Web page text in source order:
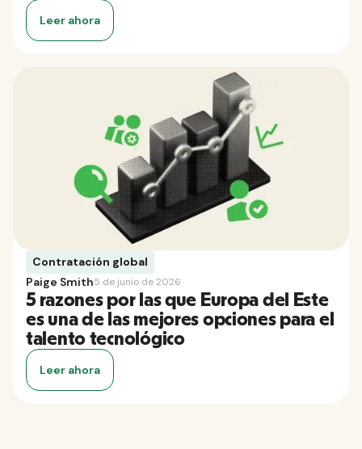
Leer ahora
Contratación global
Paige Smith5 de junio de 2026
5 razones por las que Europa del Este
es una de las mejores opciones para el
talento tecnológico
Leer ahora